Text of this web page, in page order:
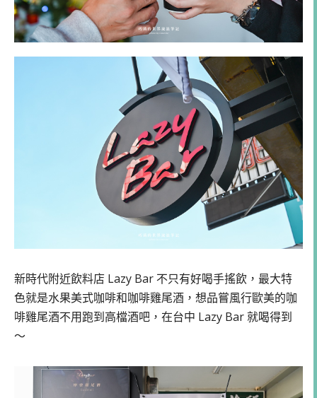
新時代附近飲料店 Lazy Bar 不只有好喝手搖飲，最大特
色就是水果美式咖啡和咖啡雞尾酒，想品嘗風行歐美的咖
啡雞尾酒不用跑到高檔酒吧，在台中 Lazy Bar 就喝得到
～